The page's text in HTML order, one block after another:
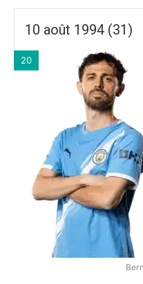
10 août 1994 (31)
20